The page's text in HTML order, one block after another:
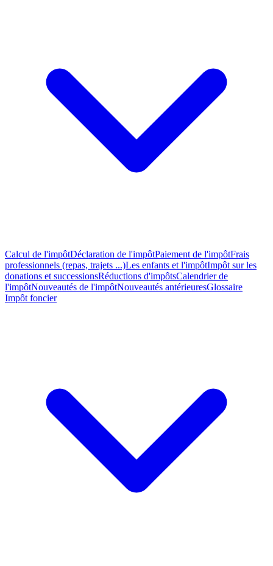
Calcul de l'impôtDéclaration de l'impôtPaiement de l'impôtFrais
professionnels (repas, trajets ...)Les enfants et l'impôtImpôt sur les
donations et successionsRéductions d'impôtsCalendrier de
l'impôtNouveautés de l'impôtNouveautés antérieuresGlossaire
Impôt foncier